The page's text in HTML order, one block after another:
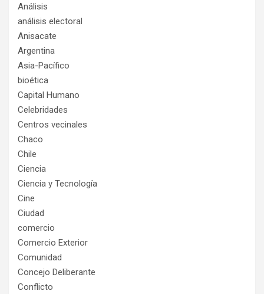
Análisis
análisis electoral
Anisacate
Argentina
Asia-Pacífico
bioética
Capital Humano
Celebridades
Centros vecinales
Chaco
Chile
Ciencia
Ciencia y Tecnología
Cine
Ciudad
comercio
Comercio Exterior
Comunidad
Concejo Deliberante
Conflicto